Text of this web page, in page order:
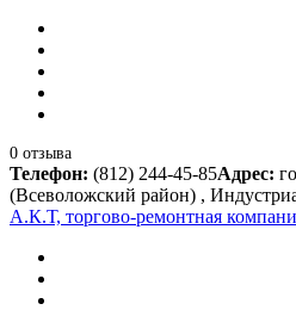
0 отзыва
Телефон: (812) 244-45-85Адрес:
(Всеволожский район) ,
А.К.Т, торгово-ремонтная